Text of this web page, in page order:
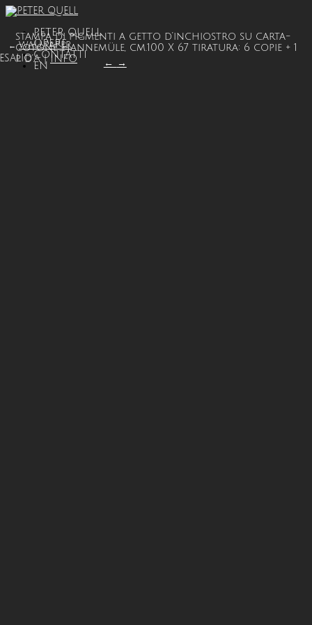
PETER QUELL
OPERE
CONTATTI
EN
stampa di pigmenti a getto d’inchiostro su carta-
cotone Hannemüle, cm.100 X 67 tiratura: 6 copie + 1
p d’A |INFO
←WALLPAPER
← →